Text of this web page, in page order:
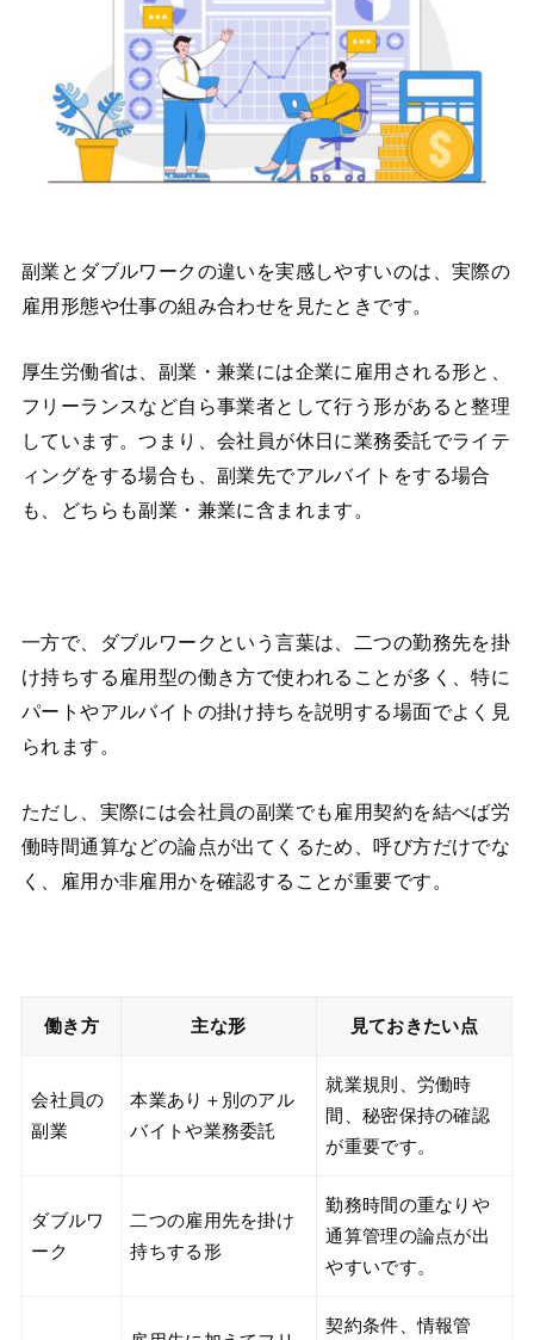
副業とダブルワークの違いを実感しやすいのは、実際の
雇用形態や仕事の組み合わせを見たときです。
厚生労働省は、副業・兼業には企業に雇用される形と、
フリーランスなど自ら事業者として行う形があると整理
しています。つまり、会社員が休日に業務委託でライテ
ィングをする場合も、副業先でアルバイトをする場合
も、どちらも副業・兼業に含まれます。
一方で、ダブルワークという言葉は、二つの勤務先を掛
け持ちする雇用型の働き方で使われることが多く、特に
パートやアルバイトの掛け持ちを説明する場面でよく見
られます。
ただし、実際には会社員の副業でも雇用契約を結べば労
働時間通算などの論点が出てくるため、呼び方だけでな
く、雇用か非雇用かを確認することが重要です。
働き方 主な形 見ておきたい点
会社員の
副業
本業あり＋別のアル
バイトや業務委託
就業規則、労働時
間、秘密保持の確認
が重要です。
ダブルワ
ーク
二つの雇用先を掛け
持ちする形
勤務時間の重なりや
通算管理の論点が出
やすいです。
契約条件、情報管